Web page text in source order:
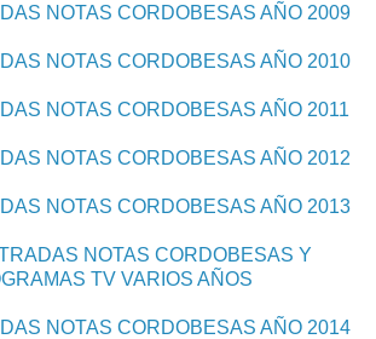
NOTAS CORDOBESAS AÑO 2009
NOTAS CORDOBESAS AÑO 2010
NOTAS CORDOBESAS AÑO 2011
NOTAS CORDOBESAS AÑO 2012
NOTAS CORDOBESAS AÑO 2013
NOTAS CORDOBESAS Y
TV VARIOS AÑOS
NOTAS CORDOBESAS AÑO 2014